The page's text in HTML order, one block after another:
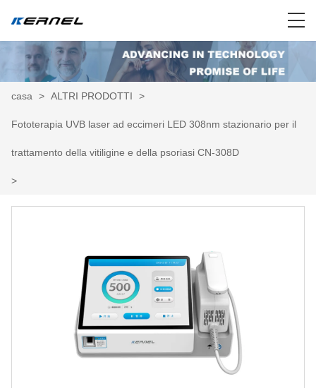
casa > ALTRI PRODOTTI >
Fototerapia UVB laser ad eccimeri LED 308nm stazionario per il
trattamento della vitiligine e della psoriasi CN-308D
>